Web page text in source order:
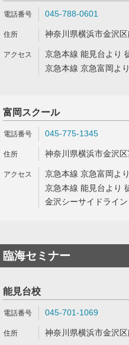
045-788-0601
神奈川県横浜市金沢
京急本線 能見台より
京急本線 京急富岡よ
富岡スクール
045-775-1345
神奈川県横浜市金沢
京急本線 京急富岡よ
京急本線 能見台より
金沢シーサイドライ
臨海セミナー
能見台校
045-701-1069
神奈川県横浜市金沢